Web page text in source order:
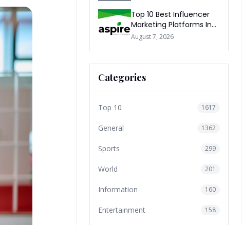
Top 10 Best Influencer
Marketing Platforms In
The World 2026
August 7, 2026
Categories
Top 10 1617
General 1362
Sports 299
World 201
Information 160
Entertainment 158